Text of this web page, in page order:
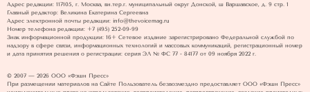
Адрес редакции: 117105, г. Москва, вн.тер.г. муниципальный округ Донской, ш Варшавское, д. 9 стр. 1
Главный редактор: Великина Екатерина Сергеевна
Адрес электронной почты редакции: info@thevoicemag.ru
Номер телефона редакции: +7 (495) 252-09-99
Знак информационной продукции: 16+ Cетевое издание зарегистрировано Федеральной службой по
надзору в сфере связи, информационных технологий и массовых коммуникаций, регистрационный номер
и дата принятия решения о регистрации: серия ЭЛ № ФС 77 - 84177 от 09 ноября 2022 г.
© 2007 — 2026 ООО «Фэшн Пресс»
При размещении материалов на Сайте Пользователь безвозмездно предоставляет ООО «Фэшн Пресс»